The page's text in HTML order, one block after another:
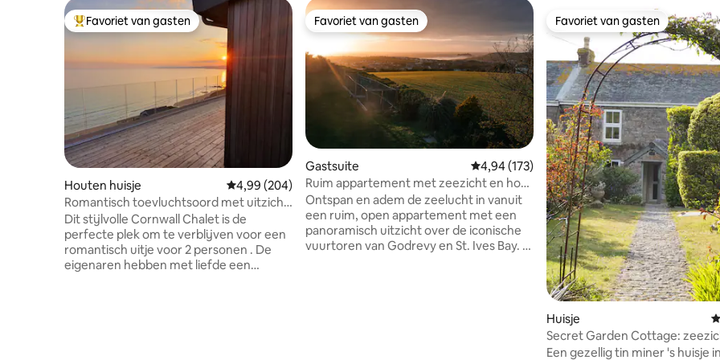
Topfavoriet van gasten
Favoriet van gasten
Houten huisje Gemiddelde beoordeling van 4,99 op 5, 204 recensies
4,99 (204)
Romantisch toevluchtsoord met uitzicht
op de oceaan in Cornwall
Dit stijlvolle Cornwall Chalet is de
perfecte plek om te verblijven voor een
romantisch uitje voor 2 personen . De
eigenaren hebben met liefde een
Favoriet van gasten
Favoriet van gasten
Gastsuite Gemiddelde beoordeling van 4,94 op 5, 173
4,94 (173)
Ruim appartement met zeezicht en hot
tub boven St Ives Bay
Ontspan en adem de zeelucht in vanuit
een ruim, open appartement met een
panoramisch uitzicht over de iconische
vuurtoren van Godrevy en St. Ives Bay. In
Favoriet van gasten
Favoriet van gasten
Huisje
Secret Garden Cottage:
wandelingen langs de kust
Een gezellig tin miner 's huisje